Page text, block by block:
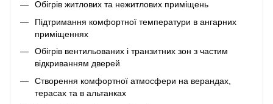
Обігрів житлових та нежитлових приміщень
Підтримання комфортної температури в ангарних
приміщеннях
Обігрів вентильованих і транзитних зон з частим
відкриванням дверей
Створення комфортної атмосфери на верандах,
терасах та в альтанках